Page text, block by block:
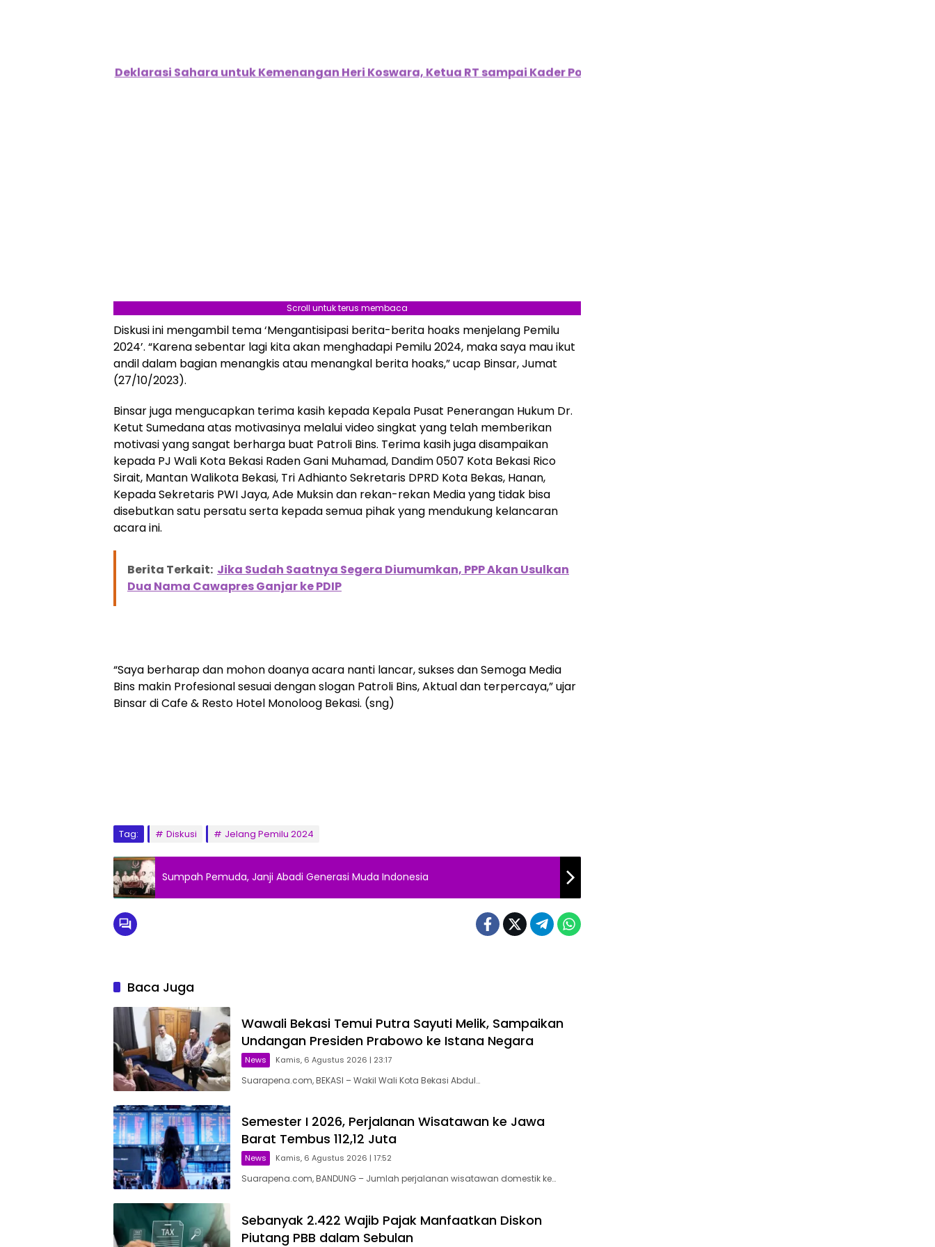
Deklarasi Sahara untuk Kemenangan Heri Koswara, Ketua RT sampai Kader Posyandu Curhat
Scroll untuk terus membaca
Diskusi ini mengambil tema ‘Mengantisipasi berita-berita hoaks menjelang Pemilu
2024’. “Karena sebentar lagi kita akan menghadapi Pemilu 2024, maka saya mau ikut
andil dalam bagian menangkis atau menangkal berita hoaks,” ucap Binsar, Jumat
(27/10/2023).
Binsar juga mengucapkan terima kasih kepada Kepala Pusat Penerangan Hukum Dr.
Ketut Sumedana atas motivasinya melalui video singkat yang telah memberikan
motivasi yang sangat berharga buat Patroli Bins. Terima kasih juga disampaikan
kepada PJ Wali Kota Bekasi Raden Gani Muhamad, Dandim 0507 Kota Bekasi Rico
Sirait, Mantan Walikota Bekasi, Tri Adhianto Sekretaris DPRD Kota Bekas, Hanan,
Kepada Sekretaris PWI Jaya, Ade Muksin dan rekan-rekan Media yang tidak bisa
disebutkan satu persatu serta kepada semua pihak yang mendukung kelancaran
acara ini.
Berita Terkait: Jika Sudah Saatnya Segera Diumumkan, PPP Akan Usulkan
Dua Nama Cawapres Ganjar ke PDIP
“Saya berharap dan mohon doanya acara nanti lancar, sukses dan Semoga Media
Bins makin Profesional sesuai dengan slogan Patroli Bins, Aktual dan terpercaya,” ujar
Binsar di Cafe & Resto Hotel Monoloog Bekasi. (sng)
Tag: Diskusi Jelang Pemilu 2024
Sumpah Pemuda, Janji Abadi Generasi Muda Indonesia
Baca Juga
Wawali Bekasi Temui Putra Sayuti Melik, Sampaikan
Undangan Presiden Prabowo ke Istana Negara
News Kamis, 6 Agustus 2026 | 23:17
Suarapena.com, BEKASI – Wakil Wali Kota Bekasi Abdul…
Semester I 2026, Perjalanan Wisatawan ke Jawa
Barat Tembus 112,12 Juta
News Kamis, 6 Agustus 2026 | 17:52
Suarapena.com, BANDUNG – Jumlah perjalanan wisatawan domestik ke…
Sebanyak 2.422 Wajib Pajak Manfaatkan Diskon
Piutang PBB dalam Sebulan